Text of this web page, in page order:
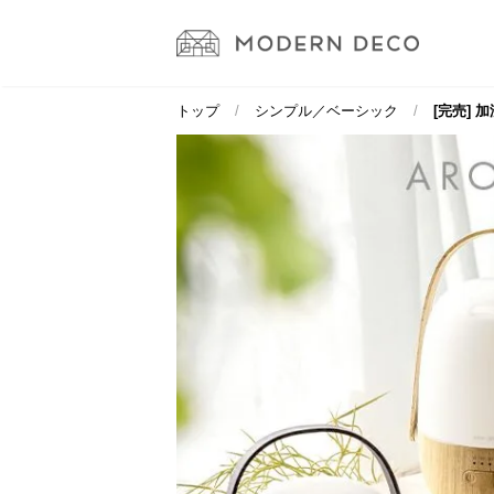
トップ シンプル／ベーシック [完売]